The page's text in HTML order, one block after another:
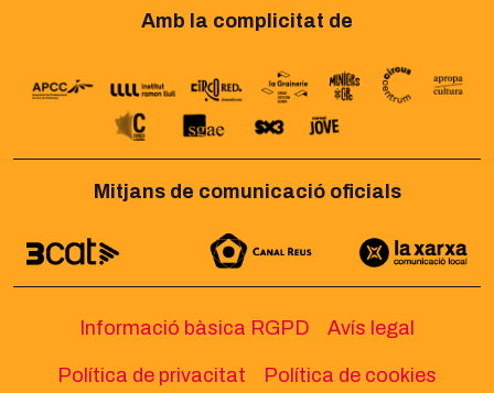
Amb la complicitat de
Mitjans de comunicació oficials
Informació bàsica RGPD Avís legal
Política de privacitat Política de cookies